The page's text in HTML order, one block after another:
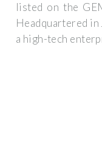
listed on the
Headquartered in
a high-tech